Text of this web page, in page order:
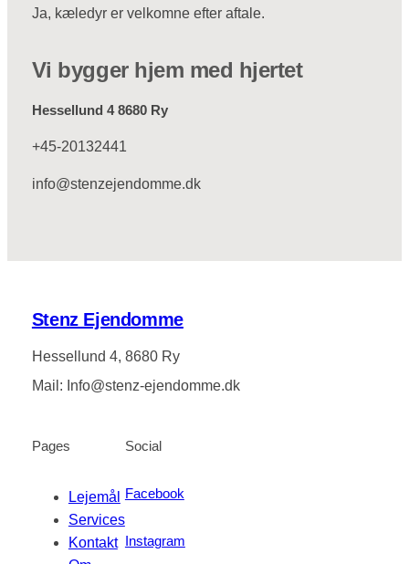
Ja, kæledyr er velkomne efter aftale.
Vi bygger hjem med hjertet
Hessellund 4 8680 Ry
+45-20132441
info@stenzejendomme.dk
Stenz Ejendomme
Hessellund 4, 8680 Ry
Mail: Info@stenz-ejendomme.dk
Pages
Lejemål
Services
Kontakt
Social
Facebook
Instagram